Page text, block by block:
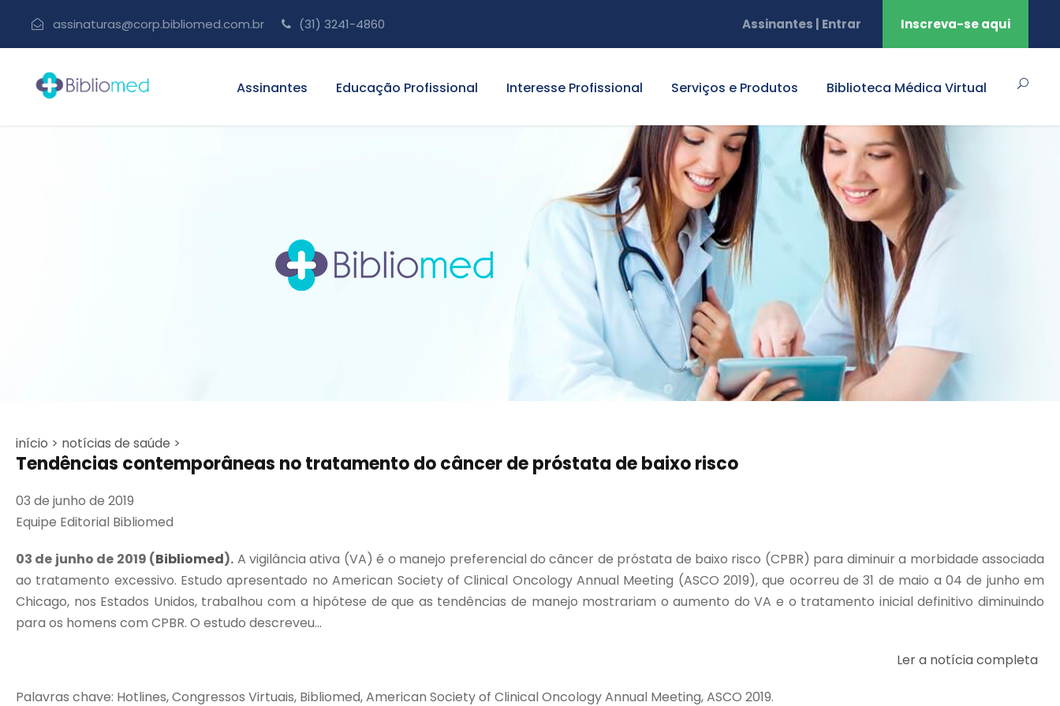
assinaturas@corp.bibliomed.com.br (31) 3241-4860 Assinantes | Entrar Inscreva-se aqui
Assinantes Educação Profissional Interesse Profissional Serviços e Produtos Biblioteca Médica Virtual
início > notícias de saúde >
Tendências contemporâneas no tratamento do câncer de próstata de baixo risco
03 de junho de 2019
Equipe Editorial Bibliomed
03 de junho de 2019 (Bibliomed). A vigilância ativa (VA) é o manejo preferencial do câncer de próstata de baixo risco (CPBR) para diminuir a morbidade associada
ao tratamento excessivo. Estudo apresentado no American Society of Clinical Oncology Annual Meeting (ASCO 2019), que ocorreu de 31 de maio a 04 de junho em
Chicago, nos Estados Unidos, trabalhou com a hipótese de que as tendências de manejo mostrariam o aumento do VA e o tratamento inicial definitivo diminuindo
para os homens com CPBR. O estudo descreveu...
Ler a notícia completa
Palavras chave: Hotlines, Congressos Virtuais, Bibliomed, American Society of Clinical Oncology Annual Meeting, ASCO 2019.